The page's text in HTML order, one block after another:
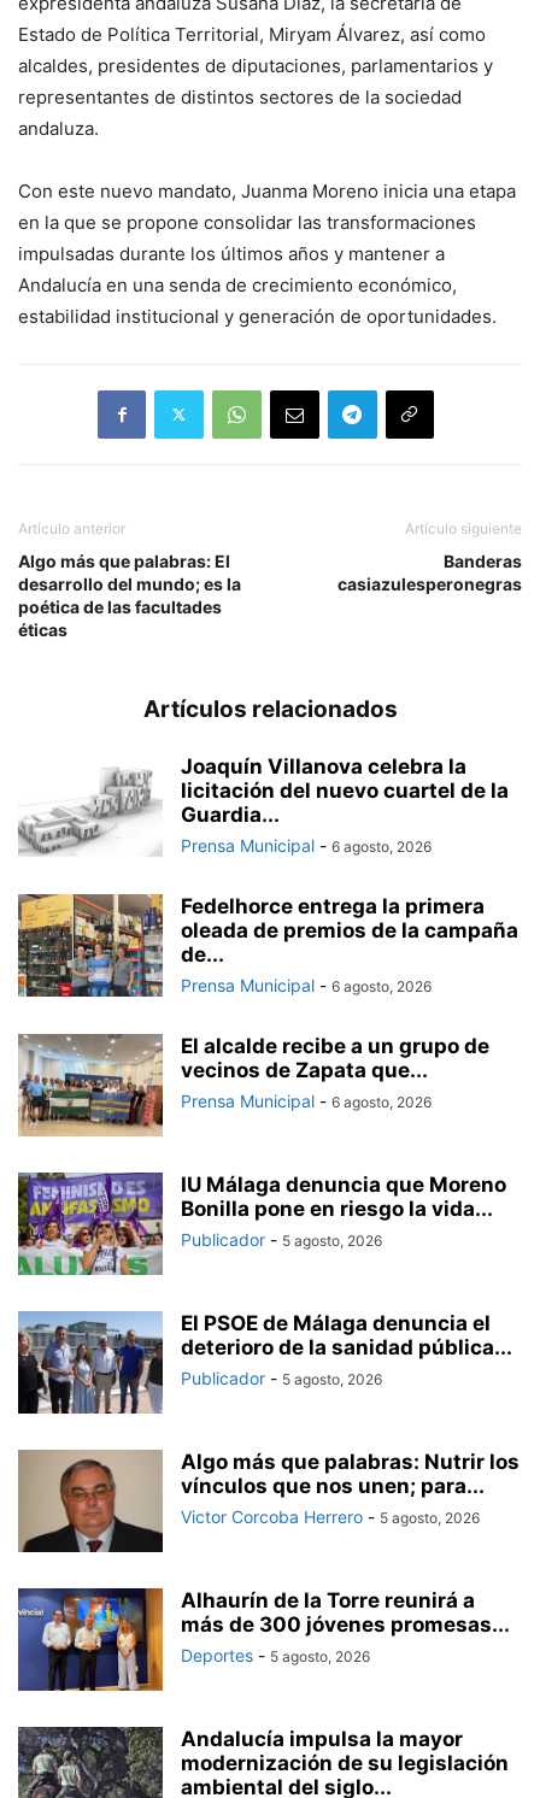
Estado de Política Territorial, Miryam Álvarez, así como
alcaldes, presidentes de diputaciones, parlamentarios y
representantes de distintos sectores de la sociedad
andaluza.
Con este nuevo mandato, Juanma Moreno inicia una etapa
en la que se propone consolidar las transformaciones
impulsadas durante los últimos años y mantener a
Andalucía en una senda de crecimiento económico,
estabilidad institucional y generación de oportunidades.
Artículo anterior
Algo más que palabras: El
desarrollo del mundo; es la
poética de las facultades
éticas
Artículo siguiente
Banderas
casiazulesperonegras
Artículos relacionados
Joaquín Villanova celebra la
licitación del nuevo cuartel de la
Guardia...
Prensa Municipal - 6 agosto, 2026
Fedelhorce entrega la primera
oleada de premios de la campaña
de...
Prensa Municipal - 6 agosto, 2026
El alcalde recibe a un grupo de
vecinos de Zapata que...
Prensa Municipal - 6 agosto, 2026
IU Málaga denuncia que Moreno
Bonilla pone en riesgo la vida...
Publicador - 5 agosto, 2026
El PSOE de Málaga denuncia el
deterioro de la sanidad pública...
Publicador - 5 agosto, 2026
Algo más que palabras: Nutrir los
vínculos que nos unen; para...
Victor Corcoba Herrero - 5 agosto, 2026
Alhaurín de la Torre reunirá a
más de 300 jóvenes promesas...
Deportes - 5 agosto, 2026
Andalucía impulsa la mayor
modernización de su legislación
ambiental del siglo...